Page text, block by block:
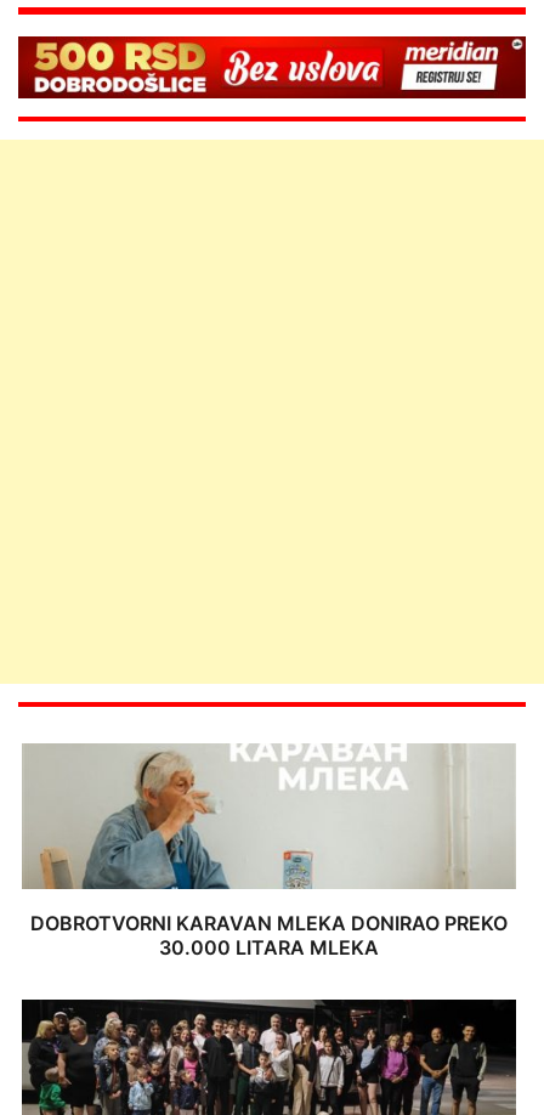
DOBROTVORNI KARAVAN MLEKA DONIRAO PREKO
30.000 LITARA MLEKA